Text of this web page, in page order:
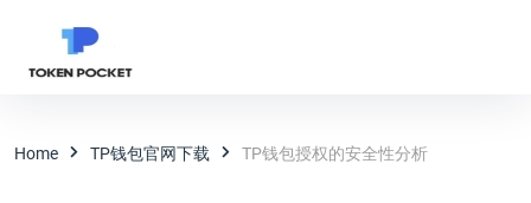
Home TP钱包官网下载 TP钱包授权的安全性分析